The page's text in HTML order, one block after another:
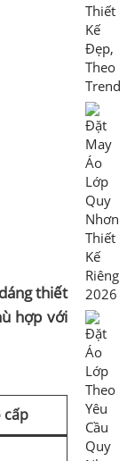
thiết
hợp với
cấp